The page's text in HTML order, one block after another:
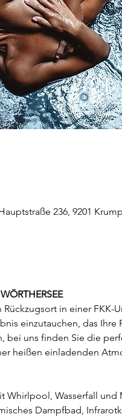
236, 9201
in einer
einzutauchen, das
bei uns finden Sie die
heißen einladenden
Whirlpool, Wasserfall und
Dampfbad,